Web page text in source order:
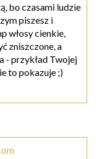
bo czasami ludzie
piszesz i
włosy cienkie,
zniszczone, a
- przykład Twojej
to pokazuje ;)